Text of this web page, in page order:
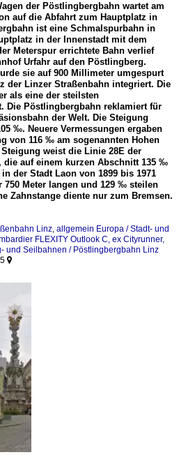
der Pöstlingbergbahn wartet am
auf die Abfahrt zum Hauptplatz in
ist eine Schmalspurbahn in
in der Innenstadt mit dem
Meterspur errichtete Bahn verlief
Urfahr auf den Pöstlingberg.
sie auf 900 Millimeter umgespurt
der Linzer Straßenbahn integriert. Die
als eine der steilsten
Die Pöstlingbergbahn reklamiert für
der Welt. Die Steigung
‰. Neuere Vermessungen ergaben
von 116 ‰ am sogenannten Hohen
weist die Linie 28E der
die auf einem kurzen Abschnitt 135 ‰
der Stadt Laon von 1899 bis 1971
750 Meter langen und 129 ‰ steilen
Zahnstange diente nur zum Bremsen.
Linz, allgemein Europa / Stadt- und
FLEXITY Outlook C, ex Cityrunner,
und Seilbahnen / Pöstlingbergbahn Linz
